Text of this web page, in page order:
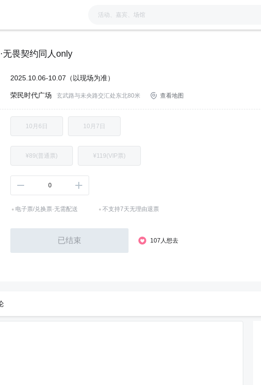
无畏契约同人only
2025.10.06-10.07（以现场为准）
荣民时代广场 玄武路与未央路交汇处东北80米 查看地图
10月6日 10月7日
¥89(普通票) ¥119(VIP票)
0
电子票/兑换票·无需配送 不支持7天无理由退票
已结束 107人想去